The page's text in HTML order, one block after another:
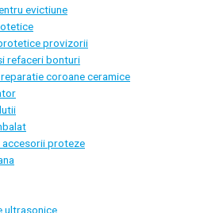
evictiune
provizorii
refaceri bonturi
coroane ceramice
accesorii proteze
ultrasonice